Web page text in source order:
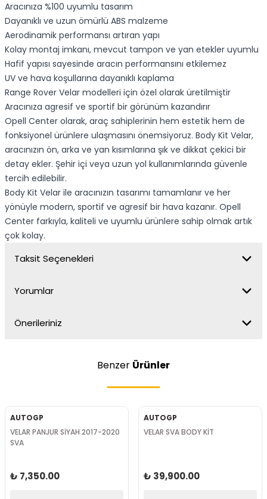
Aracınıza %100 uyumlu tasarım
Dayanıklı ve uzun ömürlü ABS malzeme
Aerodinamik performansı artıran yapı
Kolay montaj imkanı, mevcut tampon ve yan etekler uyumlu
Hafif yapısı sayesinde aracın performansını etkilemez
UV ve hava koşullarına dayanıklı kaplama
Range Rover Velar modelleri için özel olarak üretilmiştir
Aracınıza agresif ve sportif bir görünüm kazandırır
Opell Center olarak, araç sahiplerinin hem estetik hem de
fonksiyonel ürünlere ulaşmasını önemsiyoruz. Body Kit Velar,
aracınızın ön, arka ve yan kısımlarına şık ve dikkat çekici bir
detay ekler. Şehir içi veya uzun yol kullanımlarında güvenle
tercih edilebilir.
Body Kit Velar ile aracınızın tasarımı tamamlanır ve her
yönüyle modern, sportif ve agresif bir hava kazanır. Opell
Center farkıyla, kaliteli ve uyumlu ürünlere sahip olmak artık
çok kolay.
Taksit Seçenekleri
Yorumlar
Önerileriniz
Benzer Ürünler
AUTOGP
VELAR PANJUR SİYAH 2017-2020
SVA
₺ 7,350.00
AUTOGP
VELAR SVA BODY KİT
₺ 39,900.00